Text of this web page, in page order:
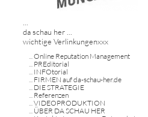
...
da schau her ...
wichtige Verlinkungenxxx
...Online Reputation Management
... PREditorial
... INFOtorial
... FIRMEN auf da-schau-her.de
... DIE STRATEGIE
... Referenzen
...VIDEOPRODUKTION
... ÜBER DA SCHAU HER